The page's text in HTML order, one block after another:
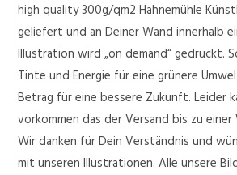
high quality 300g/qm2 Hahnemühle
geliefert und an Deiner Wand innerhalb
Illustration wird „on demand“ gedruckt.
Tinte und Energie für eine grünere
Betrag für eine bessere Zukunft. Leider
vorkommen das der Versand bis zu einer
Wir danken für Dein Verständnis und
mit unseren Illustrationen. Alle unsere